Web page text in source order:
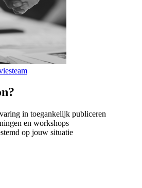
in toegankelijk publiceren
en workshops
op jouw situatie